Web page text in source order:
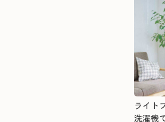
ライト
洗濯機